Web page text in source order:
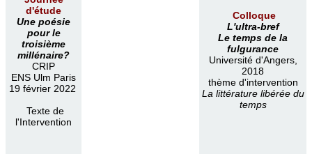
d'étude
Une poésie
pour le
troisième
millénaire?
CRIP
ENS Ulm Paris
19 février 2022
Texte de
l'Intervention
Colloque
L'ultra-bref
Le temps de la
fulgurance
Université d'Angers,
2018
thème d'intervention
La littérature libérée du
temps